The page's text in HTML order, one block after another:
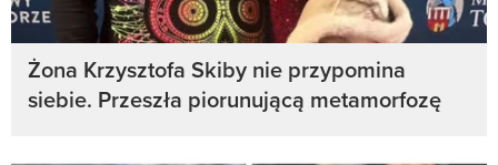
Żona Krzysztofa Skiby nie przypomina
siebie. Przeszła piorunującą metamorfozę